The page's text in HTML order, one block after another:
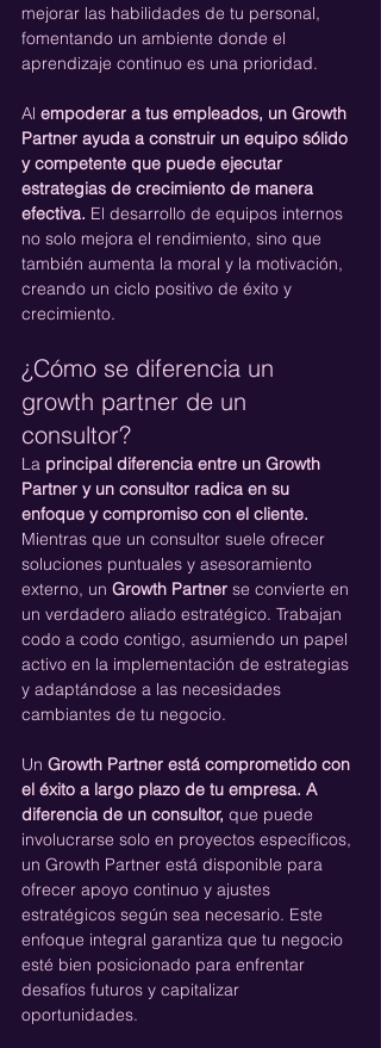
mejorar las habilidades de tu personal,
fomentando un ambiente donde el
aprendizaje continuo es una prioridad.
Al empoderar a tus empleados, un Growth
Partner ayuda a construir un equipo sólido
y competente que puede ejecutar
estrategias de crecimiento de manera
efectiva. El desarrollo de equipos internos
no solo mejora el rendimiento, sino que
también aumenta la moral y la motivación,
creando un ciclo positivo de éxito y
crecimiento.
¿Cómo se diferencia un
growth partner de un
consultor?
La principal diferencia entre un Growth
Partner y un consultor radica en su
enfoque y compromiso con el cliente.
Mientras que un consultor suele ofrecer
soluciones puntuales y asesoramiento
externo, un Growth Partner se convierte en
un verdadero aliado estratégico. Trabajan
codo a codo contigo, asumiendo un papel
activo en la implementación de estrategias
y adaptándose a las necesidades
cambiantes de tu negocio.
Un Growth Partner está comprometido con
el éxito a largo plazo de tu empresa. A
diferencia de un consultor, que puede
involucrarse solo en proyectos específicos,
un Growth Partner está disponible para
ofrecer apoyo continuo y ajustes
estratégicos según sea necesario. Este
enfoque integral garantiza que tu negocio
esté bien posicionado para enfrentar
desafíos futuros y capitalizar
oportunidades.